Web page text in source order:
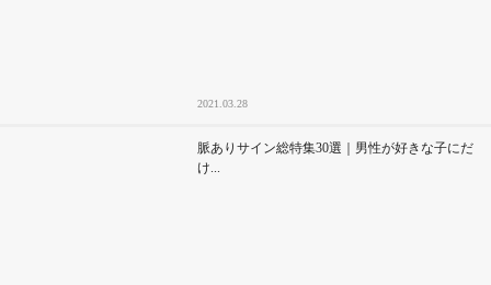
2021.03.28
脈ありサイン総特集30選｜男性が好きな子にだ
け...